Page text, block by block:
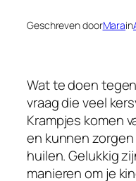
Geschreven doorMarain
Wat te doen
vraag die veel
Krampjes komen
en kunnen
huilen. Gelukkig
manieren om je